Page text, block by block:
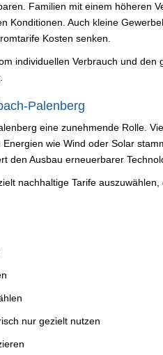
Familien mit einem höheren
Konditionen. Auch kleine
Kosten senken.
individuellen Verbrauch und den
Palenberg
eine zunehmende Rolle.
wie Wind oder Solar
den Ausbau erneuerbarer
nachhaltige Tarife
nur gezielt nutzen